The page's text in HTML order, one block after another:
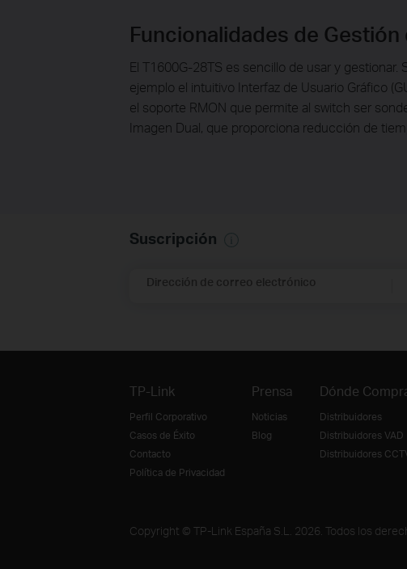
Funcionalidades de Gestión
El T1600G-28TS es sencillo de usar y
ejemplo el intuitivo Interfaz de Usuario Gráfico
el soporte RMON que permite al switch ser
Imagen Dual, que proporciona reducción de
Suscripción
Dirección de correo electrónico
TP-Link
Perfil Corporativo
Casos de Éxito
Contacto
Política de Privacidad
Prensa
Noticias
Blog
Dónde
Distribuidores
Distribuidores VAD
Distribuidores
Copyright © TP-Link España S.L. 2026. Todos los